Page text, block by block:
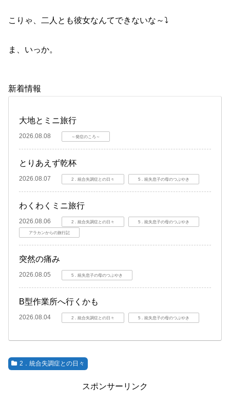
こりゃ、二人とも彼女なんてできないな～⤵
ま、いっか。
新着情報
大地とミニ旅行
2026.08.08 ～発症のころ～
とりあえず乾杯
2026.08.07 2．統合失調症との日々 5．統失息子の母のつぶやき
わくわくミニ旅行
2026.08.06 2．統合失調症との日々 5．統失息子の母のつぶやき
アラカンからの旅行記
突然の痛み
2026.08.05 5．統失息子の母のつぶやき
B型作業所へ行くかも
2026.08.04 2．統合失調症との日々 5．統失息子の母のつぶやき
2．統合失調症との日々
スポンサーリンク